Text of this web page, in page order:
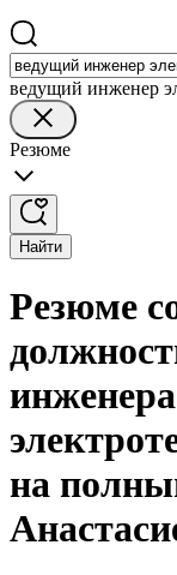
ведущий инженер
Резюме
Найти
Резюме
инженера
на